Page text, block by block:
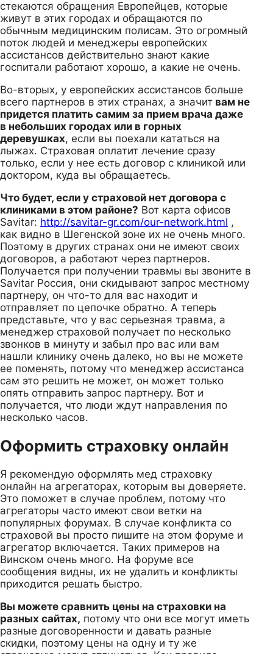
стекаются обращения Европейцев, которые
живут в этих городах и обращаются по
обычным медицинским полисам. Это огромный
поток людей и менеджеры европейских
ассистансов действительно знают какие
госпитали работают хорошо, а какие не очень.
Во-вторых, у европейских ассистансов больше
всего партнеров в этих странах, а значит вам не
придется платить самим за прием врача даже
в небольших городах или в горных
деревушках, если вы поехали кататься на
лыжах. Страховая оплатит лечение сразу
только, если у нее есть договор с клиникой или
доктором, куда вы обращаетесь.
Что будет, если у страховой нет договора с
клиниками в этом районе? Вот карта офисов
Savitar: http://savitar-gr.com/our-network.html ,
как видно в Шегенской зоне их не очень много.
Поэтому в других странах они не имеют своих
договоров, а работают через партнеров.
Получается при получении травмы вы звоните в
Savitar Россия, они скидывают запрос местному
партнеру, он что-то для вас находит и
отправляет по цепочке обратно. А теперь
представьте, что у вас серьезная травма, а
менеджер страховой получает по несколько
звонков в минуту и забыл про вас или вам
нашли клинику очень далеко, но вы не можете
ее поменять, потому что менеджер ассистанса
сам это решить не может, он может только
опять отправить запрос партнеру. Вот и
получается, что люди ждут направления по
несколько часов.
Оформить страховку онлайн
Я рекомендую оформлять мед страховку
онлайн на агрегаторах, которым вы доверяете.
Это поможет в случае проблем, потому что
агрегаторы часто имеют свои ветки на
популярных форумах. В случае конфликта со
страховой вы просто пишите на этом форуме и
агрегатор включается. Таких примеров на
Винском очень много. На форуме все
сообщения видны, их не удалить и конфликты
приходится решать быстро.
Вы можете сравнить цены на страховки на
разных сайтах, потому что они все могут иметь
разные договоренности и давать разные
скидки, поэтому цены на одну и ту же